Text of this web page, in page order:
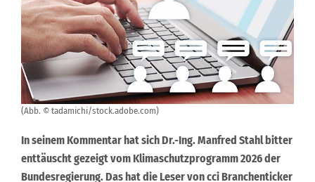
(Abb. © tadamichi/stock.adobe.com)
In seinem Kommentar hat sich Dr.-Ing. Manfred Stahl bitter
enttäuscht gezeigt vom Klimaschutzprogramm 2026 der
Bundesregierung. Das hat die Leser von cci Branchenticker